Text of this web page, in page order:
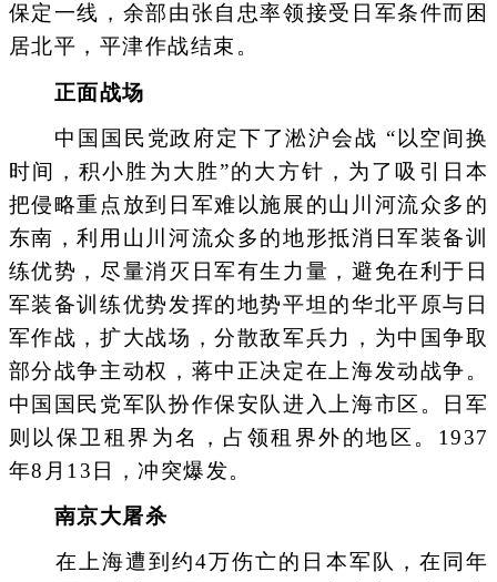
保定一线，余部由张自忠率领接受日军条件而困
居北平，平津作战结束。
正面战场
中国国民党政府定下了淞沪会战 “以空间换
时间，积小胜为大胜”的大方针，为了吸引日本
把侵略重点放到日军难以施展的山川河流众多的
东南，利用山川河流众多的地形抵消日军装备训
练优势，尽量消灭日军有生力量，避免在利于日
军装备训练优势发挥的地势平坦的华北平原与日
军作战，扩大战场，分散敌军兵力，为中国争取
部分战争主动权，蒋中正决定在上海发动战争。
中国国民党军队扮作保安队进入上海市区。日军
则以保卫租界为名，占领租界外的地区。1937
年8月13日，冲突爆发。
南京大屠杀
在上海遭到约4万伤亡的日本军队，在同年